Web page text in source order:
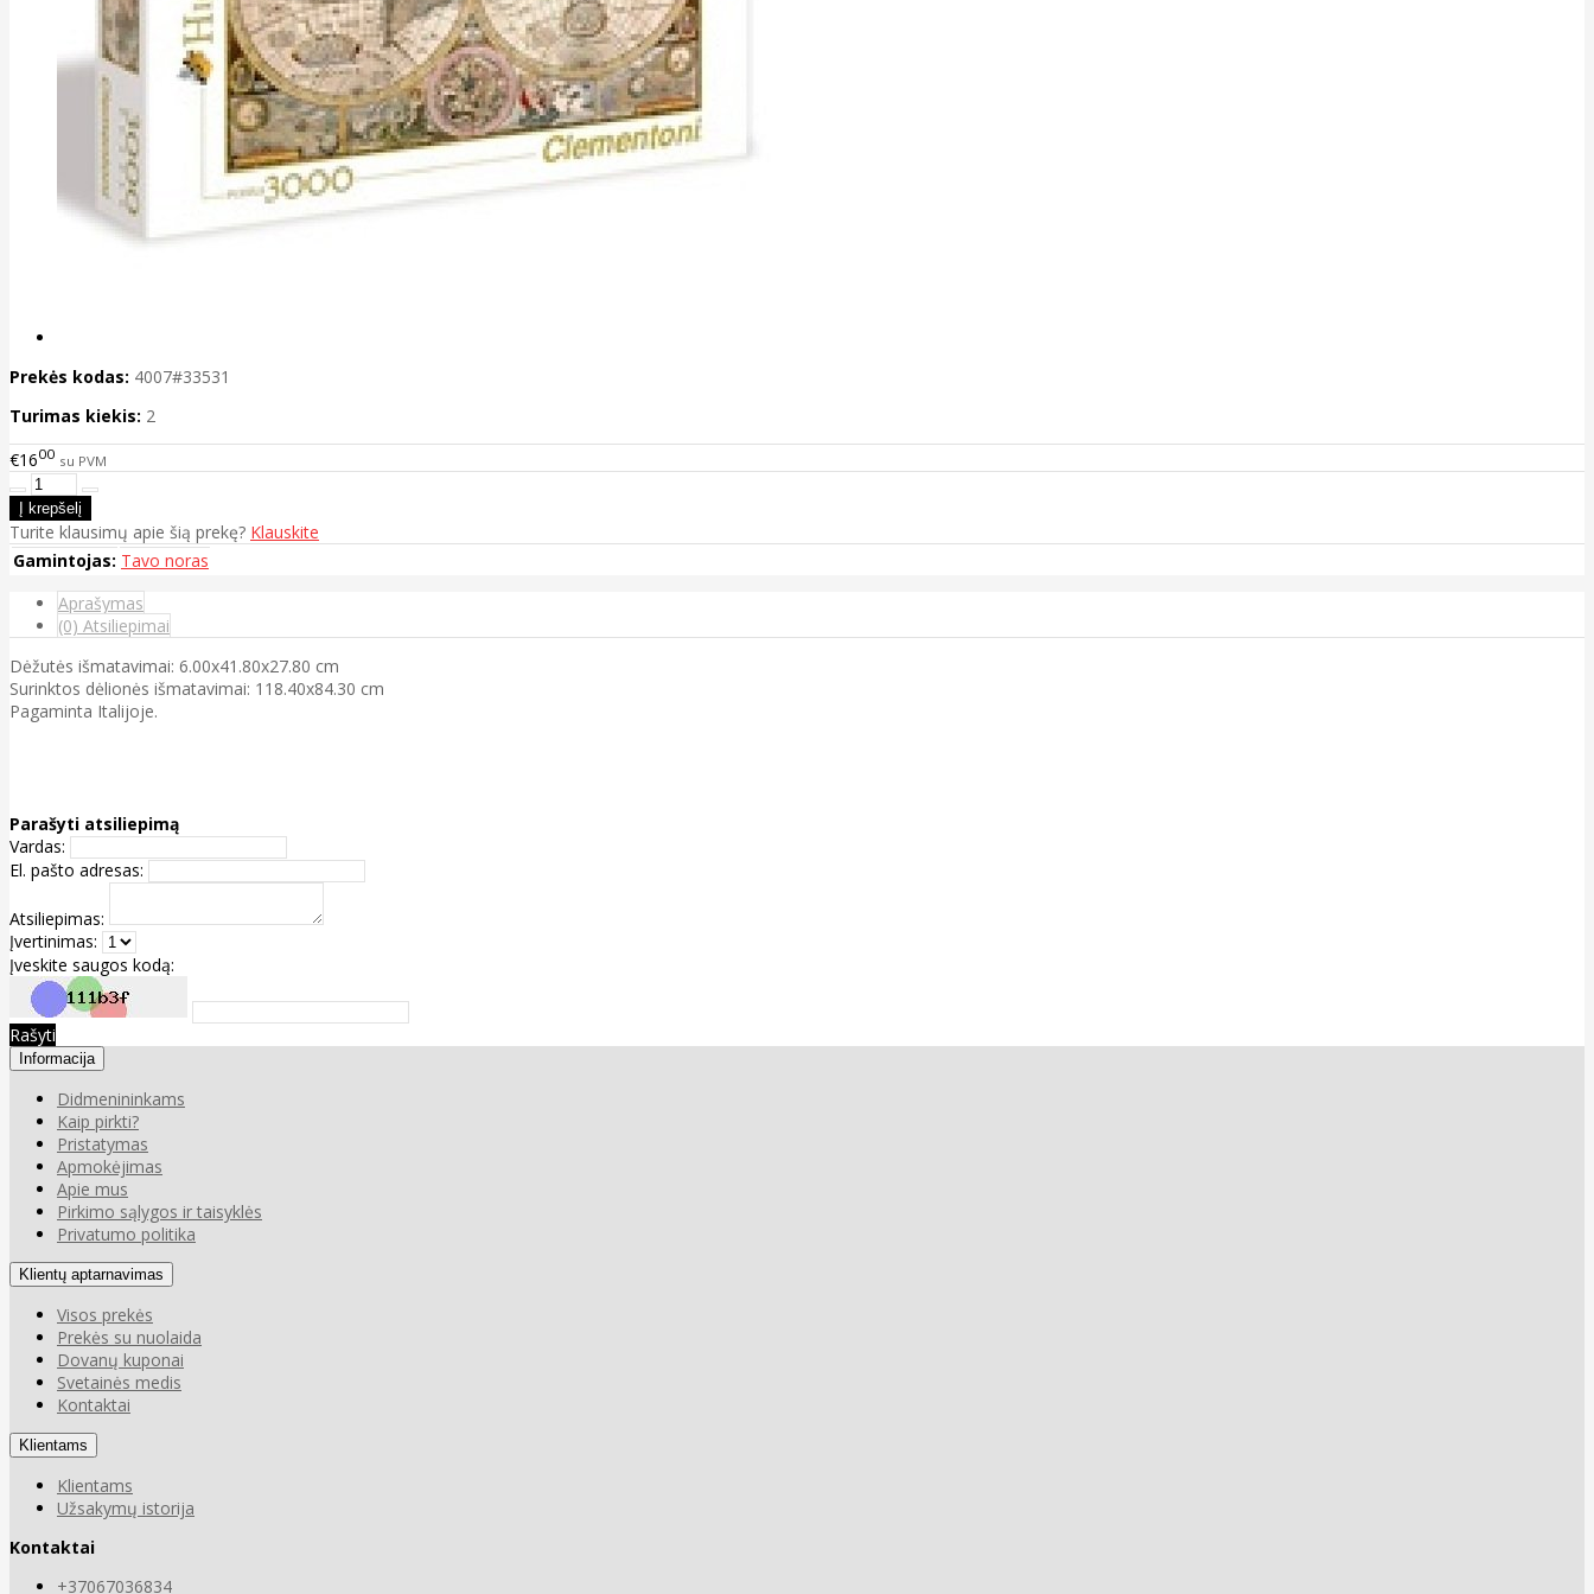
Prekės kodas: 4007#33531
Turimas kiekis: 2
€1600 su PVM
Turite klausimų apie šią prekę? Klauskite
Gamintojas: Tavo noras
Aprašymas
(0) Atsiliepimai
Dėžutės išmatavimai: 6.00x41.80x27.80 cm
Surinktos dėlionės išmatavimai: 118.40x84.30 cm
Pagaminta Italijoje.
Parašyti atsiliepimą
Vardas:
El. pašto adresas:
Atsiliepimas:
Įvertinimas:
Įveskite saugos kodą:
Rašyti
Informacija
Didmenininkams
Kaip pirkti?
Pristatymas
Apmokėjimas
Apie mus
Pirkimo sąlygos ir taisyklės
Privatumo politika
Klientų aptarnavimas
Visos prekės
Prekės su nuolaida
Dovanų kuponai
Svetainės medis
Kontaktai
Klientams
Klientams
Užsakymų istorija
Kontaktai
+37067036834